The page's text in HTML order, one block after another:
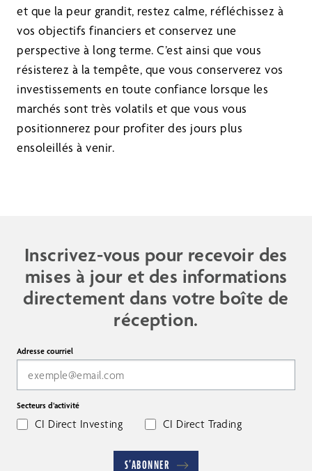
et que la peur grandit, restez calme, réfléchissez à
vos objectifs financiers et conservez une
perspective à long terme. C’est ainsi que vous
résisterez à la tempête, que vous conserverez vos
investissements en toute confiance lorsque les
marchés sont très volatils et que vous vous
positionnerez pour profiter des jours plus
ensoleillés à venir.
Inscrivez-vous pour recevoir des
mises à jour et des informations
directement dans votre boîte de
réception.
Adresse courriel
Secteurs d’activité
CI Direct Investing CI Direct Trading
S’ABONNER